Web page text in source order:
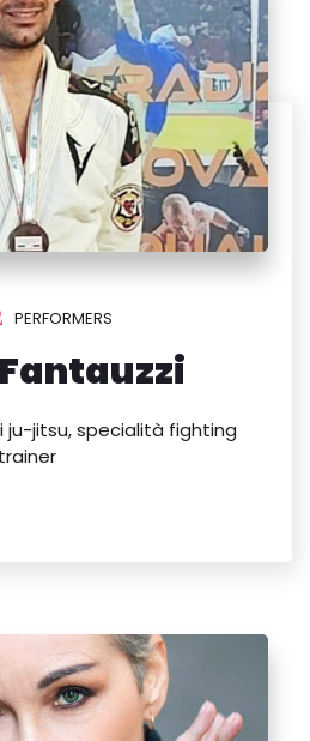
PERFORMERS
jitsu, specialità fighting